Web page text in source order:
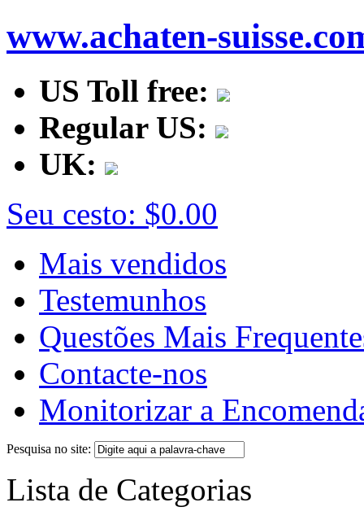
www.achaten-
US Toll free:
Regular US:
UK:
Seu cesto: $0.00
Mais vendidos
Testemunhos
Questões Mais
Contacte-nos
Monitorizar a
Pesquisa no site:
Lista de Categorias